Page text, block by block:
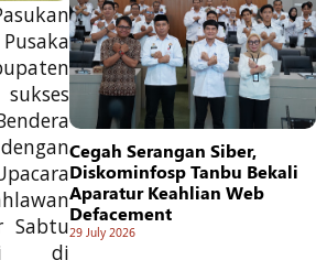
Sabtu
di
Cegah Serangan Siber,
Diskominfosp Tanbu Bekali
Aparatur Keahlian Web
Defacement
29 July 2026